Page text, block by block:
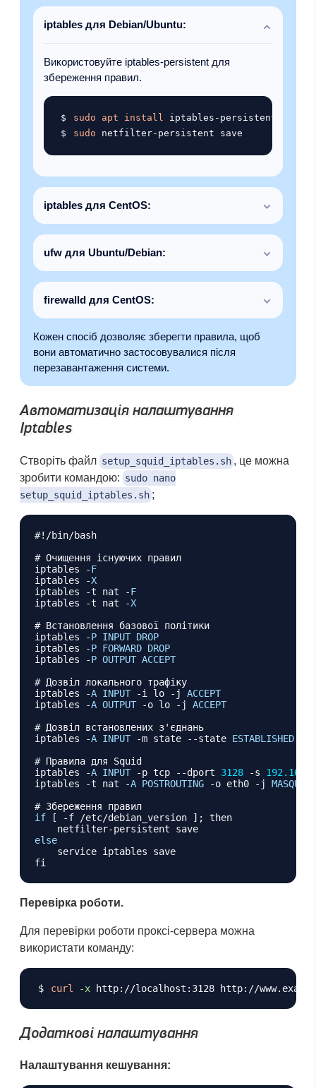
iptables для Debian/Ubuntu:
Використовуйте iptables-persistent для
збереження правил.
sudo apt install
sudo
Копіювати
iptables для CentOS:
ufw для Ubuntu/Debian:
firewalld для CentOS:
Кожен спосіб дозволяє зберегти правила, щоб
вони автоматично застосовувалися після
перезавантаження системи.
Автоматизація налаштування
Iptables
Створіть файл setup_squid_iptables.sh , це можна
зробити командою: sudo nano
setup_squid_iptables.sh ;
#!/bin/bash
# Очищення існуючих правил
iptables
-F
iptables
-X
iptables
-t nat -F
iptables
-t nat -X
# Встановлення базової політики
iptables
-P INPUT DROP
iptables
-P FORWARD DROP
iptables
-P OUTPUT ACCEPT
# Дозвіл локального трафіку
iptables
-A INPUT -i lo - j ACCEPT
iptables
-A OUTPUT -o lo - j ACCEPT
# Дозвіл встановлених з'єднань
iptables
-A INPUT -m state --state ESTABLISHED
# Правила для Squid
iptables
-A INPUT -p tcp --dport 3128 -s 192.168
iptables
-t nat -A POSTROUTING -o eth0 - j
if
[ -f /etc/debian_version ] ;
then
    netfilter
-
else
    service iptables save
Перевірка роботи.
Для перевірки роботи проксі-сервера можна
використати команду:
curl -x Копіювати
Додаткові налаштування
Налаштування кешування: